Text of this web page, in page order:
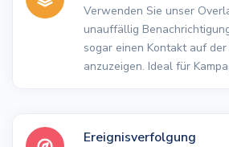
Verwenden Sie unser
unauffällig
sogar einen Kontakt auf
anzuzeigen. Ideal für
Ereignisverfolgung